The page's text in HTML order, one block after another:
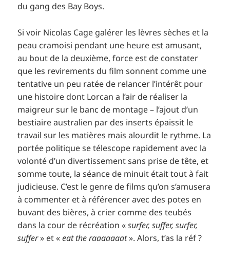
du gang des Bay Boys.
Si voir Nicolas Cage galérer les lèvres sèches et la
peau cramoisi pendant une heure est amusant,
au bout de la deuxième, force est de constater
que les revirements du film sonnent comme une
tentative un peu ratée de relancer l’intérêt pour
une histoire dont Lorcan a l’air de réaliser la
maigreur sur le banc de montage – l’ajout d’un
bestiaire australien par des inserts épaissit le
travail sur les matières mais alourdit le rythme. La
portée politique se télescope rapidement avec la
volonté d’un divertissement sans prise de tête, et
somme toute, la séance de minuit était tout à fait
judicieuse. C’est le genre de films qu’on s’amusera
à commenter et à référencer avec des potes en
buvant des bières, à crier comme des teubés
dans la cour de récréation «surfer, suffer, surfer,
suffer» et «eat the raaaaaaat». Alors, t’as la réf ?